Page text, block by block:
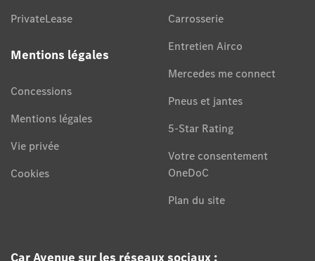
PrivateLease
Mentions légales
Concessions
Mentions légales
Vie privée
Cookies
Carrosserie
Entretien Airco
Mercedes me connect
Pneus et jantes
5-Star Rating
Votre consentement
OneDoC
Plan du site
Car Avenue sur les réseaux sociaux :